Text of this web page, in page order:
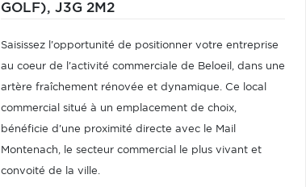
GOLF), J3G 2M2
Saisissez l'opportunité de positionner votre entreprise
au coeur de l'activité commerciale de Beloeil, dans une
artère fraîchement rénovée et dynamique. Ce local
commercial situé à un emplacement de choix,
bénéficie d'une proximité directe avec le Mail
Montenach, le secteur commercial le plus vivant et
convoité de la ville.